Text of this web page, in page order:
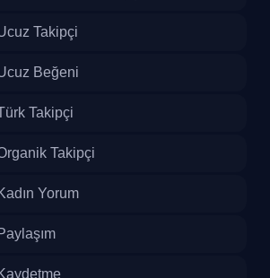
Takipçi
Beğeni
Takipçi
Takipçi
Yorum